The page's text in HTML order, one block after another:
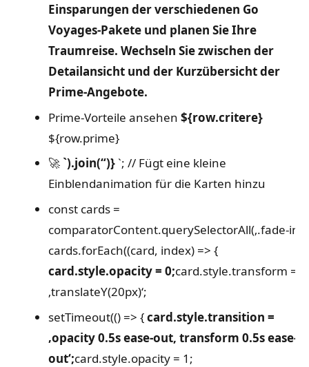
Einsparungen der verschiedenen Go
Voyages-Pakete und planen Sie Ihre
Traumreise. Wechseln Sie zwischen der
Detailansicht und der Kurzübersicht der
Prime-Angebote.
Prime-Vorteile ansehen ${row.critere}
${row.prime}
🚀`).join(“)}`; // Fügt eine kleine
Einblendanimation für die Karten hinzu
const cards =
comparatorContent.querySelectorAll(‚.fade-in‘);
cards.forEach((card, index) => {
card.style.opacity = 0;card.style.transform =
‚translateY(20px)‘;
setTimeout(() => {card.style.transition =
‚opacity 0.5s ease-out, transform 0.5s ease-
out‘;card.style.opacity = 1;